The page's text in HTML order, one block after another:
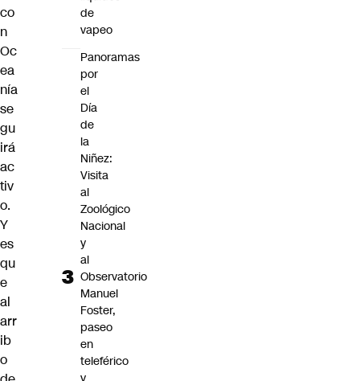
co
n
Oc
ea
nía
se
gu
irá
ac
tiv
o.
Y
es
qu
e
al
arr
ib
o
de
vapeo
Panoramas
por
el
Día
de
la
Niñez:
Visita
al
Zoológico
Nacional
y
al
Observatorio
Manuel
Foster,
paseo
en
teleférico
y